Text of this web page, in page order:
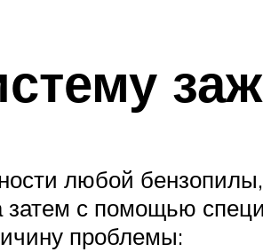
любой
затем с помощью
проблемы: